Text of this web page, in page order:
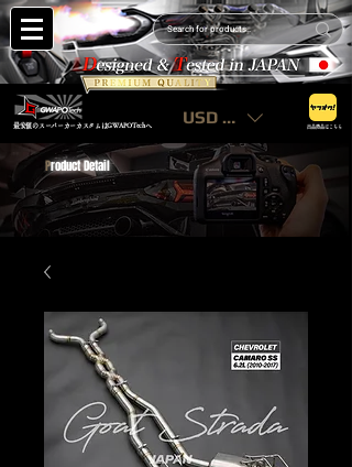
最安値のスーパーカーカスタムはGWAPOTechへ USD ($) 出品商品はこちら
Product Detail